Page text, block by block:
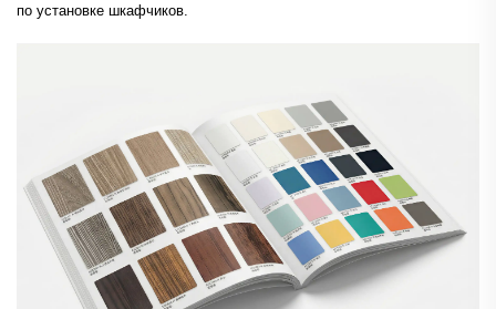
по установке шкафчиков.